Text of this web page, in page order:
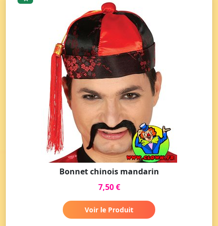
Bonnet chinois mandarin
7,50 €
Voir le Produit